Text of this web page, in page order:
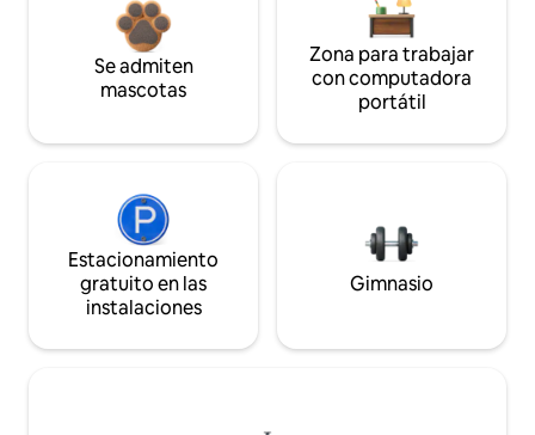
Se admiten
mascotas
Zona para trabajar
con computadora
portátil
Estacionamiento
gratuito en las
instalaciones
Gimnasio